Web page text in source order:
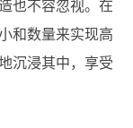
也不容忽视。在
和数量来实现高
沉浸其中，享受